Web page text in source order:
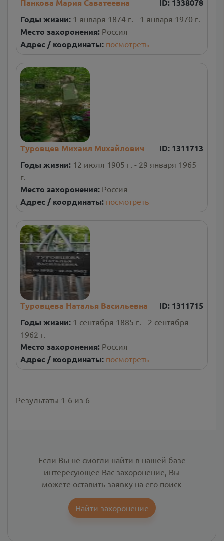
Годы жизни: 1 января 1874 г. - 1 января 1970 г.
Место захоронения: Россия
Адрес / координаты: посмотреть
Туровцев Михаил Muxaйлович ID: 1311713
Годы жизни: 12 июля 1905 г. - 29 января 1965
г.
Место захоронения: Россия
Адрес / координаты: посмотреть
Туровцева Наталья Васильевна ID: 1311715
Годы жизни: 1 сентября 1885 г. - 2 сентября
1962 г.
Место захоронения: Россия
Адрес / координаты: посмотреть
Результаты 1-6 из 6
Если Вы не смогли найти в нашей базе
интересующее Вас захоронение, Вы
можете оставить заявку на его поиск
Найти захоронение